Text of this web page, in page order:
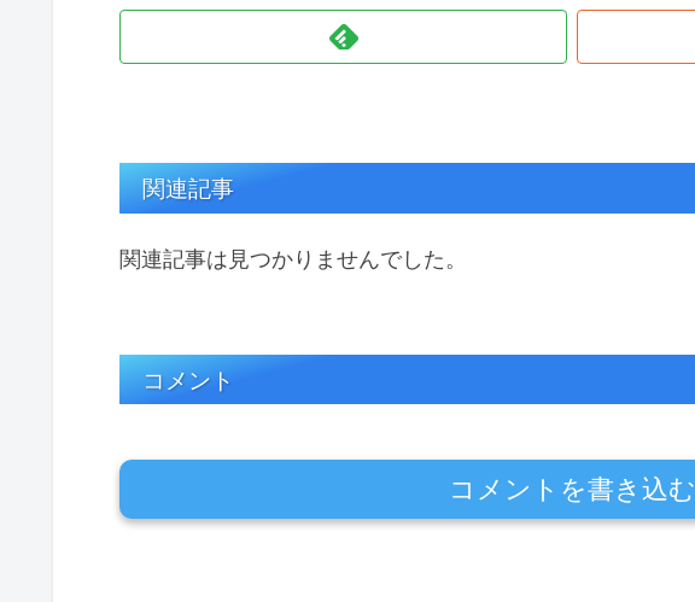
関連記事
関連記事は見つかりませんでした。
コメント
コメントを書き込む